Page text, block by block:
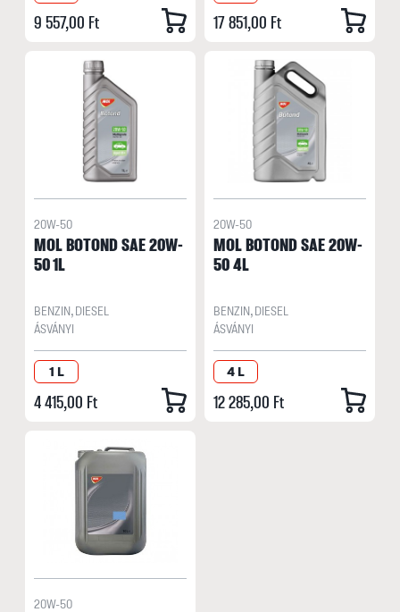
9 557,00 Ft 17 851,00 Ft
20W-50
MOL BOTOND SAE 20W-
50 1L
BENZIN, DIESEL
ÁSVÁNYI
1 L
4 415,00 Ft
20W-50
MOL BOTOND SAE 20W-
50 4L
BENZIN, DIESEL
ÁSVÁNYI
4 L
12 285,00 Ft
20W-50